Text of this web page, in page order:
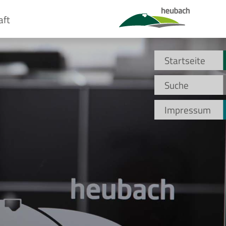
Startseite
Suche
Impressum